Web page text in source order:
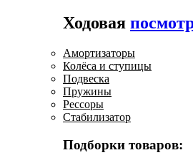
Ходовая
Амортизаторы
Колёса и ступицы
Подвеска
Пружины
Рессоры
Стабилизатор
Подборки товаров: